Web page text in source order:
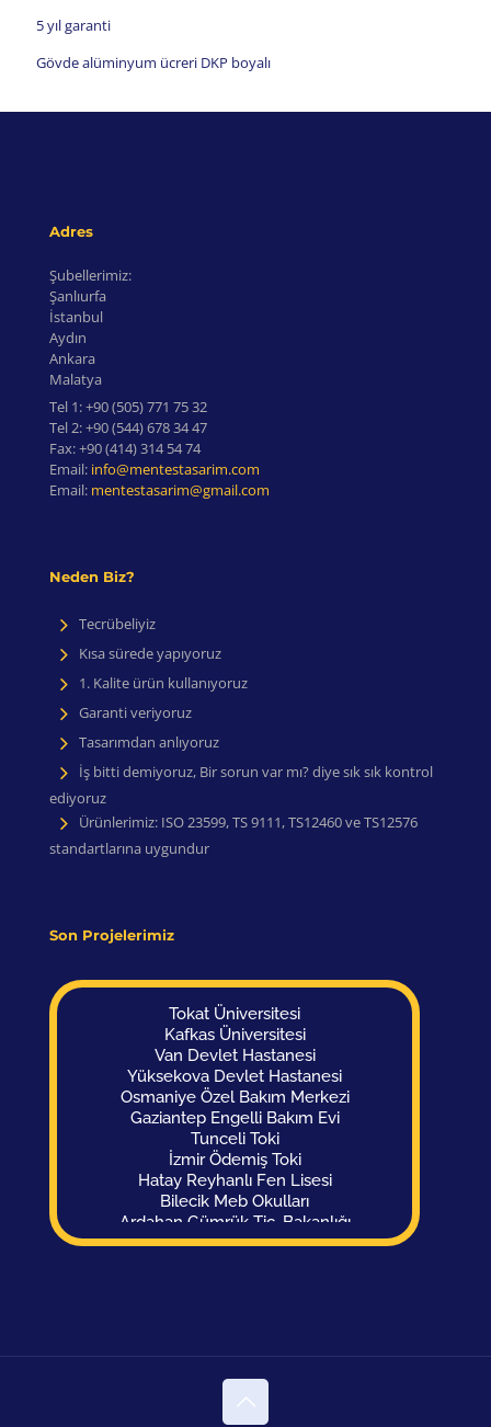
5 yıl garanti
Gövde alüminyum ücreri DKP boyalı
Adres
Şubellerimiz:
Şanlıurfa
İstanbul
Aydın
Ankara
Malatya
Tel 1:+90 (505) 771 75 32
Tel 2:+90 (544) 678 34 47
Fax:+90 (414) 314 54 74
Email: info@mentestasarim.com
Email: mentestasarim@gmail.com
Neden Biz?
Tecrübeliyiz
Kısa sürede yapıyoruz
1. Kalite ürün kullanıyoruz
Garanti veriyoruz
Tasarımdan anlıyoruz
İş bitti demiyoruz, Bir sorun var mı? diye sık sık kontrol
ediyoruz
Ürünlerimiz: ISO 23599, TS 9111, TS12460 ve TS12576
standartlarına uygundur
Son Projelerimiz
Tokat Üniversitesi
Kafkas Üniversitesi
Van Devlet Hastanesi
Yüksekova Devlet Hastanesi
Osmaniye Özel Bakım Merkezi
Gaziantep Engelli Bakım Evi
Tunceli Toki
İzmir Ödemiş Toki
Hatay Reyhanlı Fen Lisesi
Bilecik Meb Okulları
Ardahan Gümrük Tic. Bakanlığı
Hakkari Aile Sos. Politikalar İl Müdürlüğü
Konya SGK Binası
Gürcistan Parlamento Binası